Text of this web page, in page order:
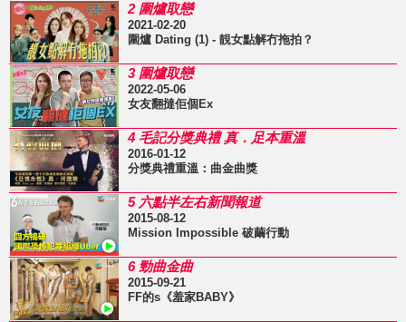
2 圍爐取戀
2021-02-20
圍爐 Dating (1) - 靚女點解冇拖拍？
3 圍爐取戀
2022-05-06
女友翻撻佢個Ex
4 毛記分獎典禮 真．足本重溫
2016-01-12
分獎典禮重溫：曲金曲獎
5 六點半左右新聞報道
2015-08-12
Mission Impossible 破繭行動
6 勁曲金曲
2015-09-21
FF的s《羞家BABY》